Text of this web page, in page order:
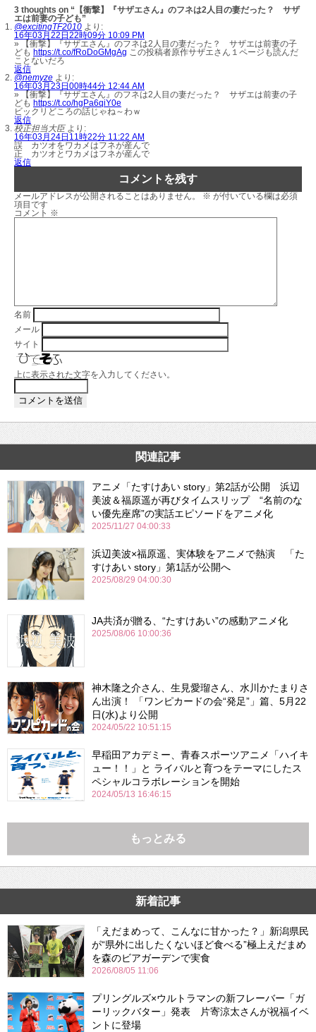
3 thoughts on “【衝撃】『サザエさん』のフネは2人目の妻だった？ サザ
エは前妻の子ども”
@excitingTF2010 より:
16年03月22日22時09分 10:09 PM
» 【衝撃】『サザエさん』のフネは2人目の妻だった？ サザエは前妻の子
ども https://t.co/fRoDoGMgAg この投稿者原作サザエさん１ページも読んだ
ことないだろ
返信
@nemyze より:
16年03月23日00時44分 12:44 AM
» 【衝撃】『サザエさん』のフネは2人目の妻だった？ サザエは前妻の子
ども https://t.co/hgPa6qiY0e
ビックリどころの話じゃね～わｗ
返信
校正担当大臣 より:
16年03月24日11時22分 11:22 AM
誤 カツオをワカメはフネが産んで
正 カツオとワカメはフネが産んで
返信
コメントを残す
メールアドレスが公開されることはありません。 ※ が付いている欄は必須
項目です
コメント ※
名前
メール
サイト
上に表示された文字を入力してください。
関連記事
アニメ「たすけあい story」第2話が公開 浜辺
美波＆福原遥が再びタイムスリップ “名前のな
い優先座席”の実話エピソードをアニメ化
2025/11/27 04:00:33
浜辺美波×福原遥、実体験をアニメで熱演 「た
すけあい story」第1話が公開へ
2025/08/29 04:00:30
JA共済が贈る、“たすけあい”の感動アニメ化
2025/08/06 10:00:36
神木隆之介さん、生見愛瑠さん、水川かたまりさ
ん出演！ 「ワンピカードの会“発足”」篇、5月22
日(水)より公開
2024/05/22 10:51:15
早稲田アカデミー、青春スポーツアニメ「ハイキ
ュー！！」と ライバルと育つをテーマにしたス
ペシャルコラボレーションを開始
2024/05/13 16:46:15
もっとみる
新着記事
「えだまめって、こんなに甘かった？」新潟県民
が“県外に出したくないほど食べる”極上えだまめ
を森のビアガーデンで実食
2026/08/05 11:06
プリングルズ×ウルトラマンの新フレーバー「ガ
ーリックバター」発表 片寄涼太さんが祝福イベ
ントに登場